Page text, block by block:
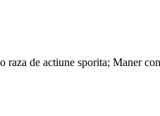
de actiune sporita; Maner